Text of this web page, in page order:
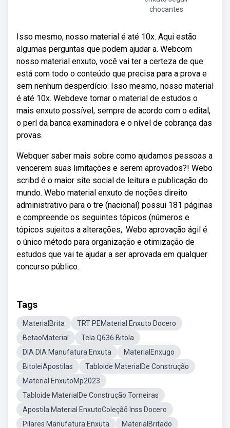
chocantes
Isso mesmo, nosso material é até 10x. Aqui estão
algumas perguntas que podem ajudar a. Webcom
nosso material enxuto, você vai ter a certeza de que
está com todo o conteúdo que precisa para a prova e
sem nenhum desperdício. Isso mesmo, nosso material
é até 10x. Webdeve tornar o material de estudos o
mais enxuto possível, sempre de acordo com o edital,
o perl da banca examinadora e o nível de cobrança das
provas.
Webquer saber mais sobre como ajudamos pessoas a
vencerem suas limitações e serem aprovados?! Webo
scribd é o maior site social de leitura e publicação do
mundo. Webo material enxuto de noções direito
administrativo para o tre (nacional) possui 181 páginas
e compreende os seguintes tópicos (números e
tópicos sujeitos a alterações,. Webo aprovação ágil é
o único método para organização e otimização de
estudos que vai te ajudar a ser aprovada em qualquer
concurso público.
Tags
MaterialBrita
TRT PEMaterial Enxuto Docero
BetaoMaterial
Tela Q636 Bitola
DIA DIA Manufatura Enxuta
MaterialEnxugo
BitoleiApostilas
Tabloide MaterialDe Construção
Material EnxutoMp2023
Tabloide MaterialDe Construção Torneiras
Apostila Material EnxutoColeçãõ Inss Docero
Pilares Manufatura Enxuta
MaterialBritado